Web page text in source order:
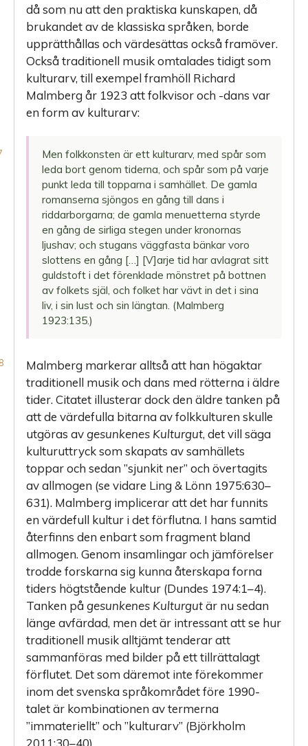
då som nu att den praktiska kunskapen, då
brukandet av de klassiska språken, borde
upprätthållas och värdesättas också framöver.
Också traditionell musik omtalades tidigt som
kulturarv, till exempel framhöll Richard
Malmberg år 1923 att folkvisor och -dans var
en form av kulturarv:
Men folkkonsten är ett kulturarv, med spår som
leda bort genom tiderna, och spår som på varje
punkt leda till topparna i samhället. De gamla
romanserna sjöngos en gång till dans i
riddarborgarna; de gamla menuetterna styrde
en gång de sirliga stegen under kronornas
ljushav; och stugans väggfasta bänkar voro
slottens en gång […] [V]arje tid har avlagrat sitt
guldstoft i det förenklade mönstret på bottnen
av folkets själ, och folket har vävt in det i sina
liv, i sin lust och sin längtan. (Malmberg
1923:135.)
Malmberg markerar alltså att han högaktar
traditionell musik och dans med rötterna i äldre
tider. Citatet illusterar dock den äldre tanken på
att de värdefulla bitarna av folkkulturen skulle
utgöras avgesunkenes Kulturgut, det vill säga
kulturuttryck som skapats av samhällets
toppar och sedan ”sjunkit ner” och övertagits
av allmogen (se vidare Ling & Lönn 1975:630–
631). Malmberg implicerar att det har funnits
en värdefull kultur i det förflutna. I hans samtid
återfinns den enbart som fragment bland
allmogen. Genom insamlingar och jämförelser
trodde forskarna sig kunna återskapa forna
tiders högtstående kultur (Dundes 1974:1–4).
Tanken på gesunkenes Kulturgutär nu sedan
länge avfärdad, men det är intressant att se hur
traditionell musik alltjämt tenderar att
sammanföras med bilder på ett tillrättalagt
förflutet. Det som däremot inte förekommer
inom det svenska språkområdet före 1990-
talet är kombinationen av termerna
”immateriellt” och ”kulturarv” (Björkholm
2011:30–40).